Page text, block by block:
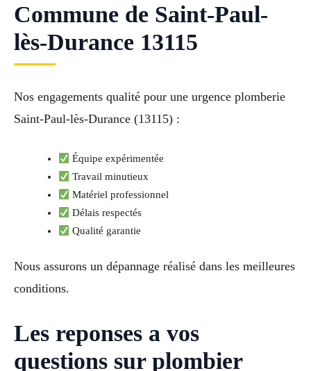
Commune de Saint-Paul-
lès-Durance 13115
Nos engagements qualité pour une urgence plomberie
Saint-Paul-lès-Durance (13115) :
Équipe expérimentée
Travail minutieux
Matériel professionnel
Délais respectés
Qualité garantie
Nous assurons un dépannage réalisé dans les meilleures
conditions.
Les reponses a vos
questions sur plombier